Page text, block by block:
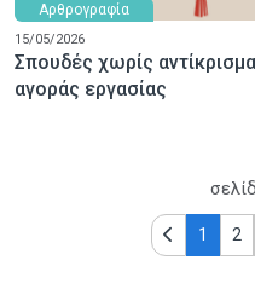
Αρθρογραφία
15/05/2026
Σπουδές χωρίς
αγοράς εργασίας
1 2